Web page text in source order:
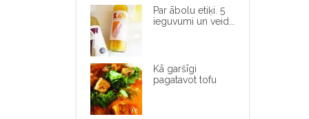
Par ābolu etiķi. 5
ieguvumi un veid...
Kā garšīgi
pagatavot tofu